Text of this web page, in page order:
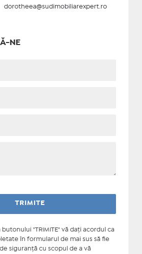
dorotheea@sudimobiliarexpert.ro
NE
"TRIMITE" vă daţi acordul ca
în formularul de mai sus să fie
siguranţă cu scopul de a vă